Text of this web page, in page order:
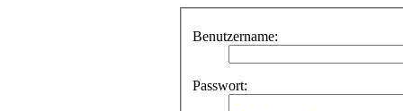
Benutzername:
Passwort: